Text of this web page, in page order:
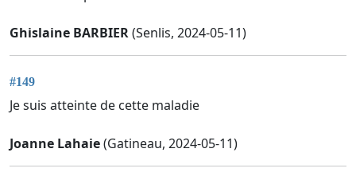
Ghislaine BARBIER(Senlis, 2024-05-11)
#149
Je suis atteinte de cette maladie
Joanne Lahaie(Gatineau, 2024-05-11)